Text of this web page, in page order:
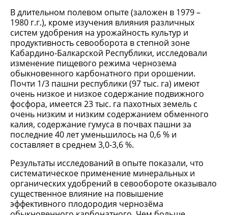
В длительном полевом опыте (заложен в 1979 –
1980 г.г.), кроме изучения влияния различных
систем удобрения на урожайность культур и
продуктивность севооборота в степной зоне
Кабардино-Балкарской Республики, исследовали
изменение пищевого режима чернозема
обыкновенного карбонатного при орошении.
Почти 1/3 пашни республики (97 тыс. га) имеют
очень низкое и низкое содержание подвижного
фосфора, имеется 23 тыс. га пахотных земель с
очень низким и низким содержанием обменного
калия, содержание гумуса в почвах пашни за
последние 40 лет уменьшилось на 0,6 % и
составляет в среднем 3,0-3,6 %.
Результаты исследований в опыте показали, что
систематическое применение минеральных и
органических удобрений в севообороте оказывало
существенное влияние на повышение
эффективного плодородия чернозёма